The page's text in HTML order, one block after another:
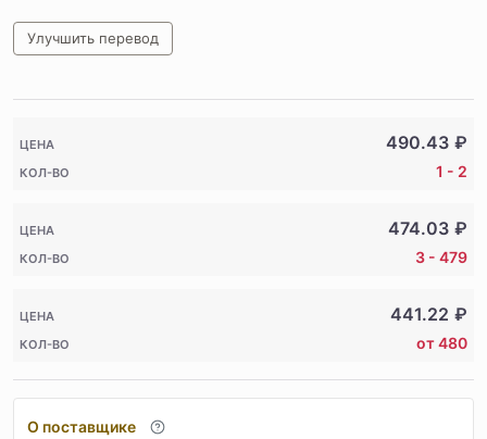
Улучшить перевод
ЦЕНА 490.43 ₽
КОЛ-ВО 1 - 2
ЦЕНА 474.03 ₽
КОЛ-ВО 3 - 479
ЦЕНА 441.22 ₽
КОЛ-ВО от 480
О поставщике